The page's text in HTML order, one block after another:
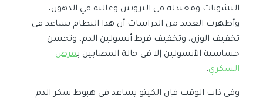
النشويات ومعتدلة في البروتين وعالية في الدهون،
وأظهرت العديد من الدراسات أن هذا النظام يساعد في
تخفيف الوزن، وتخفيف فرط أنسولين الدم، وتحسن
حساسية الأنسولين إلا في حالة المصابين بمرض
السكري.
وفي ذات الوقت فإن الكيتو يساعد في هبوط سكر الدم